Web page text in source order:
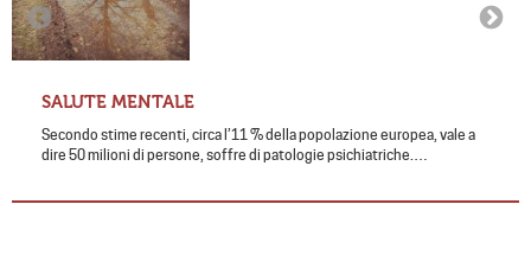
SALUTE MENTALE
Secondo stime recenti, circa l’11 % della popolazione europea, vale a
dire 50 milioni di persone, soffre di patologie psichiatriche.…